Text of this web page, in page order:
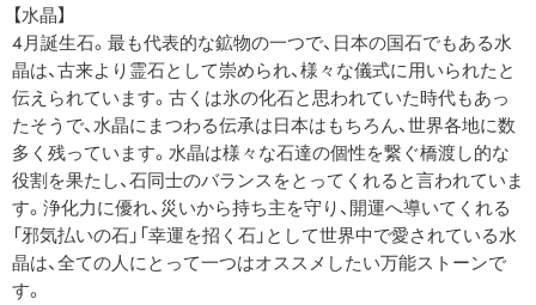
【水晶】
4月誕生石。最も代表的な鉱物の一つで、日本の国石でもある水
晶は、古来より霊石として崇められ、様々な儀式に用いられたと
伝えられています。古くは氷の化石と思われていた時代もあっ
たそうで、水晶にまつわる伝承は日本はもちろん、世界各地に数
多く残っています。水晶は様々な石達の個性を繋ぐ橋渡し的な
役割を果たし、石同士のバランスをとってくれると言われていま
す。浄化力に優れ、災いから持ち主を守り、開運へ導いてくれる
「邪気払いの石」「幸運を招く石」として世界中で愛されている水
晶は、全ての人にとって一つはオススメしたい万能ストーンで
す。